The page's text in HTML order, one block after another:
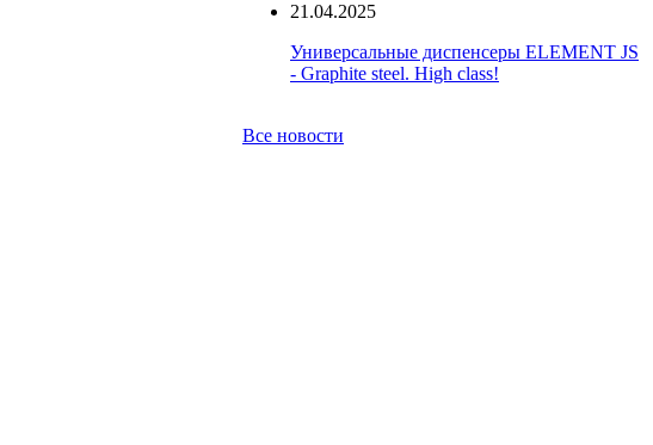
21.04.2025
Универсальные диспенсеры ELEMENT JS
- Graphite steel. High class!
Все новости